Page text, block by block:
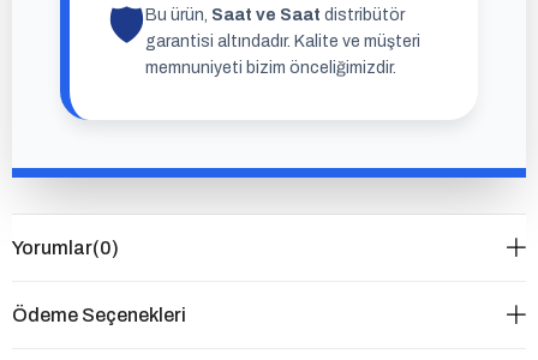
🛡 Bu ürün, Saat ve Saat distribütör
garantisi altındadır. Kalite ve müşteri
memnuniyeti bizim önceliğimizdir.
Yorumlar(0)
Ödeme Seçenekleri